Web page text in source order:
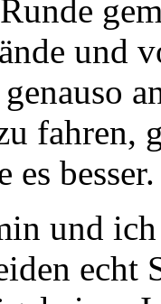
und
fahren,
besser.
und
echt